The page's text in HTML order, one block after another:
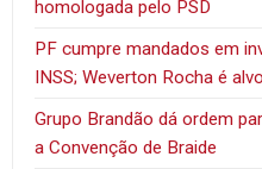
homologada pelo PSD
PF cumpre mandados em
INSS; Weverton Rocha é alvo
Grupo Brandão dá ordem
a Convenção de Braide